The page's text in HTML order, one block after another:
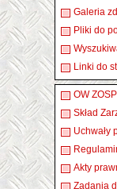
Galeria
Pliki do
Linki do
OW
Skład
Uchwały
Akty
Zadania